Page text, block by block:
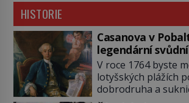
HISTORIE
Casanova v
legendární
se svobodnými
V roce 1764 byste
lotyšských plážích
dobrodruha a